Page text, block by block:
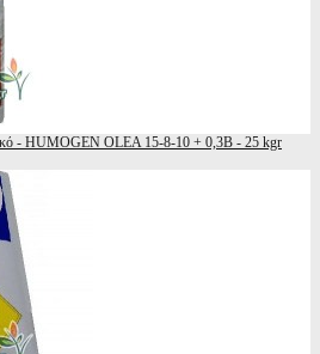
- HUMOGEN OLEA 15-8-10 + 0,3B - 25 kgr